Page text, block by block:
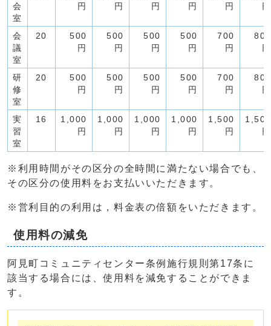
会
室
円
円
円
円
円
円
会
議
室
20
500
円
500
円
500
円
500
円
700
円
800
円
研
修
室
20
500
円
500
円
500
円
500
円
700
円
800
円
実
習
室
16
1,000
円
1,000
円
1,000
円
1,000
円
1,500
円
1,500
円
※利用時間がその区分の全時間に満たない場合でも、
その区分の使用料をお支払いいただきます。
※営利目的の利用は，料金表の倍額をいただきます。
使用料の減免
阿見町コミュニティセンター条例施行規則第17条に
該当する場合には、使用料を減免することができま
す。